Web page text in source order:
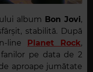
album Bon Jovi,
stabilită. După
line Planet Rock,
pe data de 2
aproape jumătate